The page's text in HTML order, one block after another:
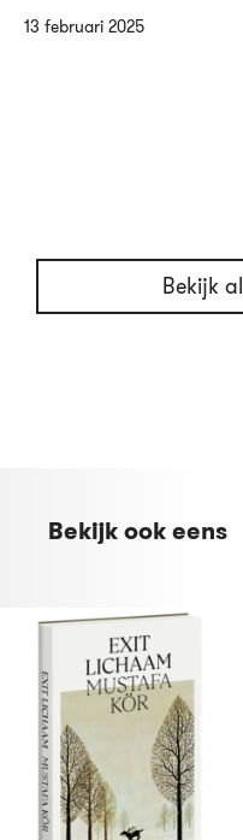
13 februari 2025
Bekijk
Bekijk ook eens